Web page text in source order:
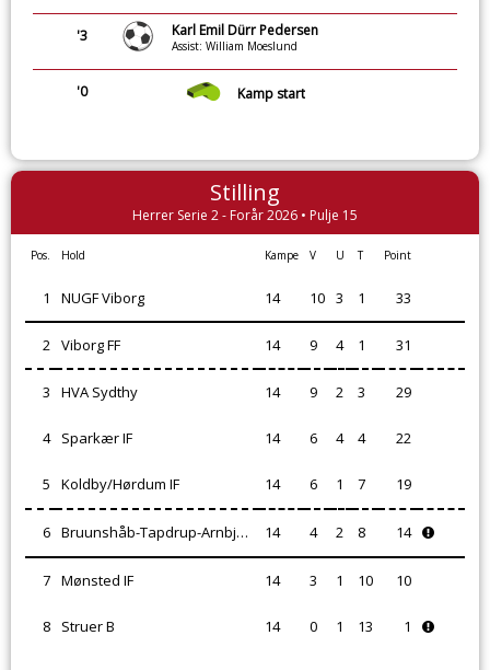
'3 Karl Emil Dürr Pedersen
Assist: William Moeslund
'0 Kamp start
Stilling
Herrer Serie 2 - Forår 2026 • Pulje 15
Pos. Hold Kampe V U T Point
1 NUGF Viborg 14 10 3 1 33
2 Viborg FF 14 9 4 1 31
3 HVA Sydthy 14 9 2 3 29
4 Sparkær IF 14 6 4 4 22
5 Koldby/Hørdum IF 14 6 1 7 19
6 Bruunshåb-Tapdrup-Arnbjerg IF 14 4 2 8 14
7 Mønsted IF 14 3 1 10 10
8 Struer B 14 0 1 13 1